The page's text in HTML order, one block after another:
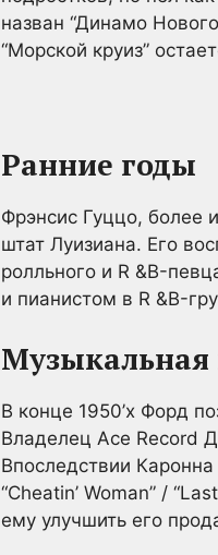
назван “Динамо
“Морской круиз”
Ранние годы
Фрэнсис Гуццо, более
штат Луизиана. Его
ролльного и R &B-
и пианистом в R &B-
Музыкальная
В конце 1950’х Форд
Владелец Ace Record
Впоследствии Каронна
“Cheatin’ Woman” /
ему улучшить его